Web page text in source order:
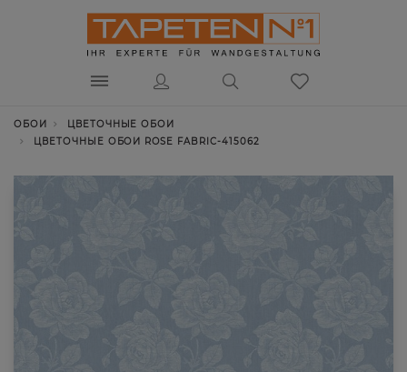
ОБОИ
ЦВЕТОЧНЫЕ ОБОИ
ЦВЕТОЧНЫЕ ОБОИ ROSE FABRIC-415062